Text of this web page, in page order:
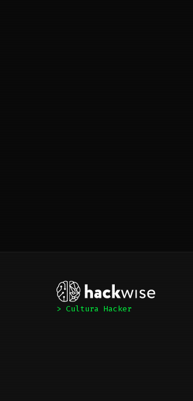
> Cultura Hacker